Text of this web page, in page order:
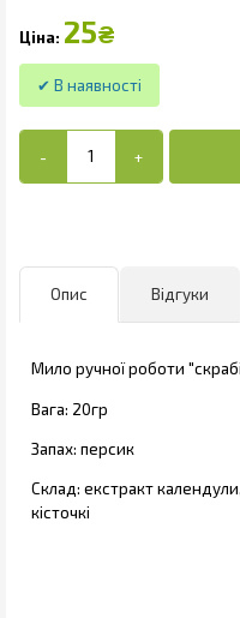
25₴
Опис Відгуки
Мило ручної роботи
Вага: 20гр
Запах: персик
Склад: екстракт
кісточкі